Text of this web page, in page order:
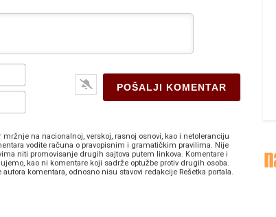
Ime*
E-
na nacionalnoj, verskoj, rasnoj osnovi, kao i netoleranciju
vodite računa o pravopisnim i gramatičkim pravilima. Nije
niti promovisanje drugih sajtova putem linkova. Komentare i
kao ni komentare koji sadrže optužbe protiv drugih osoba.
komentara, odnosno nisu stavovi redakcije Rešetka portala.